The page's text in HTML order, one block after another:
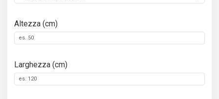
Altezza (cm)
Larghezza (cm)